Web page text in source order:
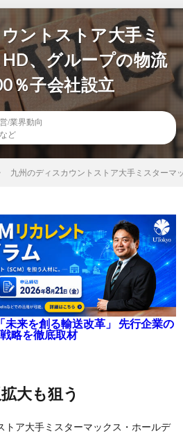
ントストア大手ミ
、グループの物流
％子会社設立
/業界動向
ど
九州のディスカウントストア大手ミスターマ
未来を創る輸送改革」 先行企業の
略を徹底取材
拡大も狙う
トア大手ミスターマックス・ホールデ